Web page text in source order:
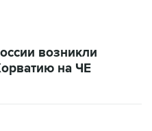
возникли
на ЧЕ